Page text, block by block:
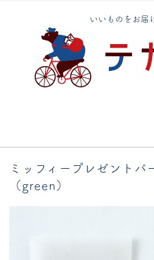
いいものをお届
エコバッグ
手芸用品
ラッピング用品
ミッフィープレゼントバ
（green）